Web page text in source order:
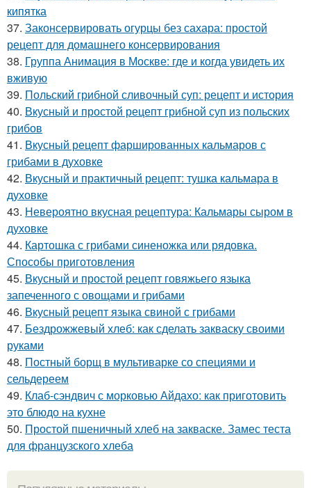
кипятка
37. Законсервировать огурцы без сахара: простой
рецепт для домашнего консервирования
38. Группа Анимация в Москве: где и когда увидеть их
вживую
39. Польский грибной сливочный суп: рецепт и история
40. Вкусный и простой рецепт грибной суп из польских
грибов
41. Вкусный рецепт фаршированных кальмаров с
грибами в духовке
42. Вкусный и практичный рецепт: тушка кальмара в
духовке
43. Невероятно вкусная рецептура: Кальмары сыром в
духовке
44. Картошка с грибами синеножка или рядовка.
Способы приготовления
45. Вкусный и простой рецепт говяжьего языка
запеченного с овощами и грибами
46. Вкусный рецепт языка свиной с грибами
47. Бездрожжевый хлеб: как сделать закваску своими
руками
48. Постный борщ в мультиварке со специями и
сельдереем
49. Клаб-сэндвич с морковью Айдахо: как приготовить
это блюдо на кухне
50. Простой пшеничный хлеб на закваске. Замес теста
для французского хлеба